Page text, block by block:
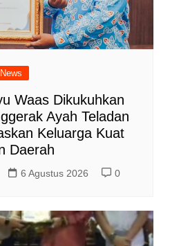
News
Waas Dikukuhkan
Ayah Teladan
Keluarga Kuat
Daerah
6 Agustus 2026 0